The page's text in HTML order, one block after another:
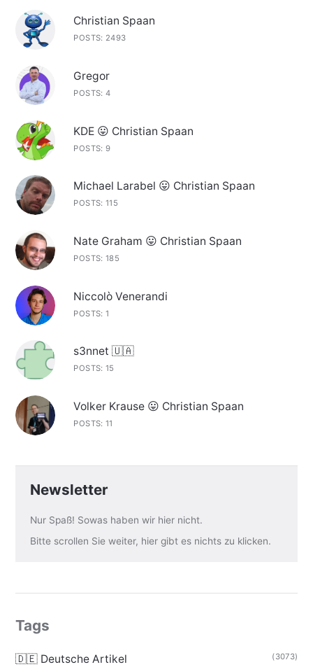
Christian Spaan
POSTS: 2493
Gregor
POSTS: 4
KDE 😛 Christian Spaan
POSTS: 9
Michael Larabel 😛 Christian Spaan
POSTS: 115
Nate Graham 😛 Christian Spaan
POSTS: 185
Niccolò Venerandi
POSTS: 1
s3nnet 🇺🇦
POSTS: 15
Volker Krause 😛 Christian Spaan
POSTS: 11
Newsletter
Nur Spaß! Sowas haben wir hier nicht.
Bitte scrollen Sie weiter, hier gibt es nichts zu klicken.
Tags
🇩🇪 Deutsche Artikel (3073)